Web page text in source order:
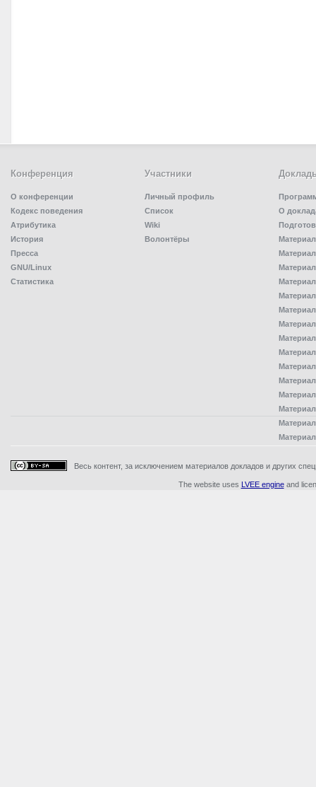
Конференция
О конференции
Кодекс поведения
Атрибутика
История
Пресса
GNU/Linux
Статистика
Участники
Личный профиль
Список
Wiki
Волонтёры
О
Весь контент, за исключением материалов докладов и других
The website uses LVEE engineand